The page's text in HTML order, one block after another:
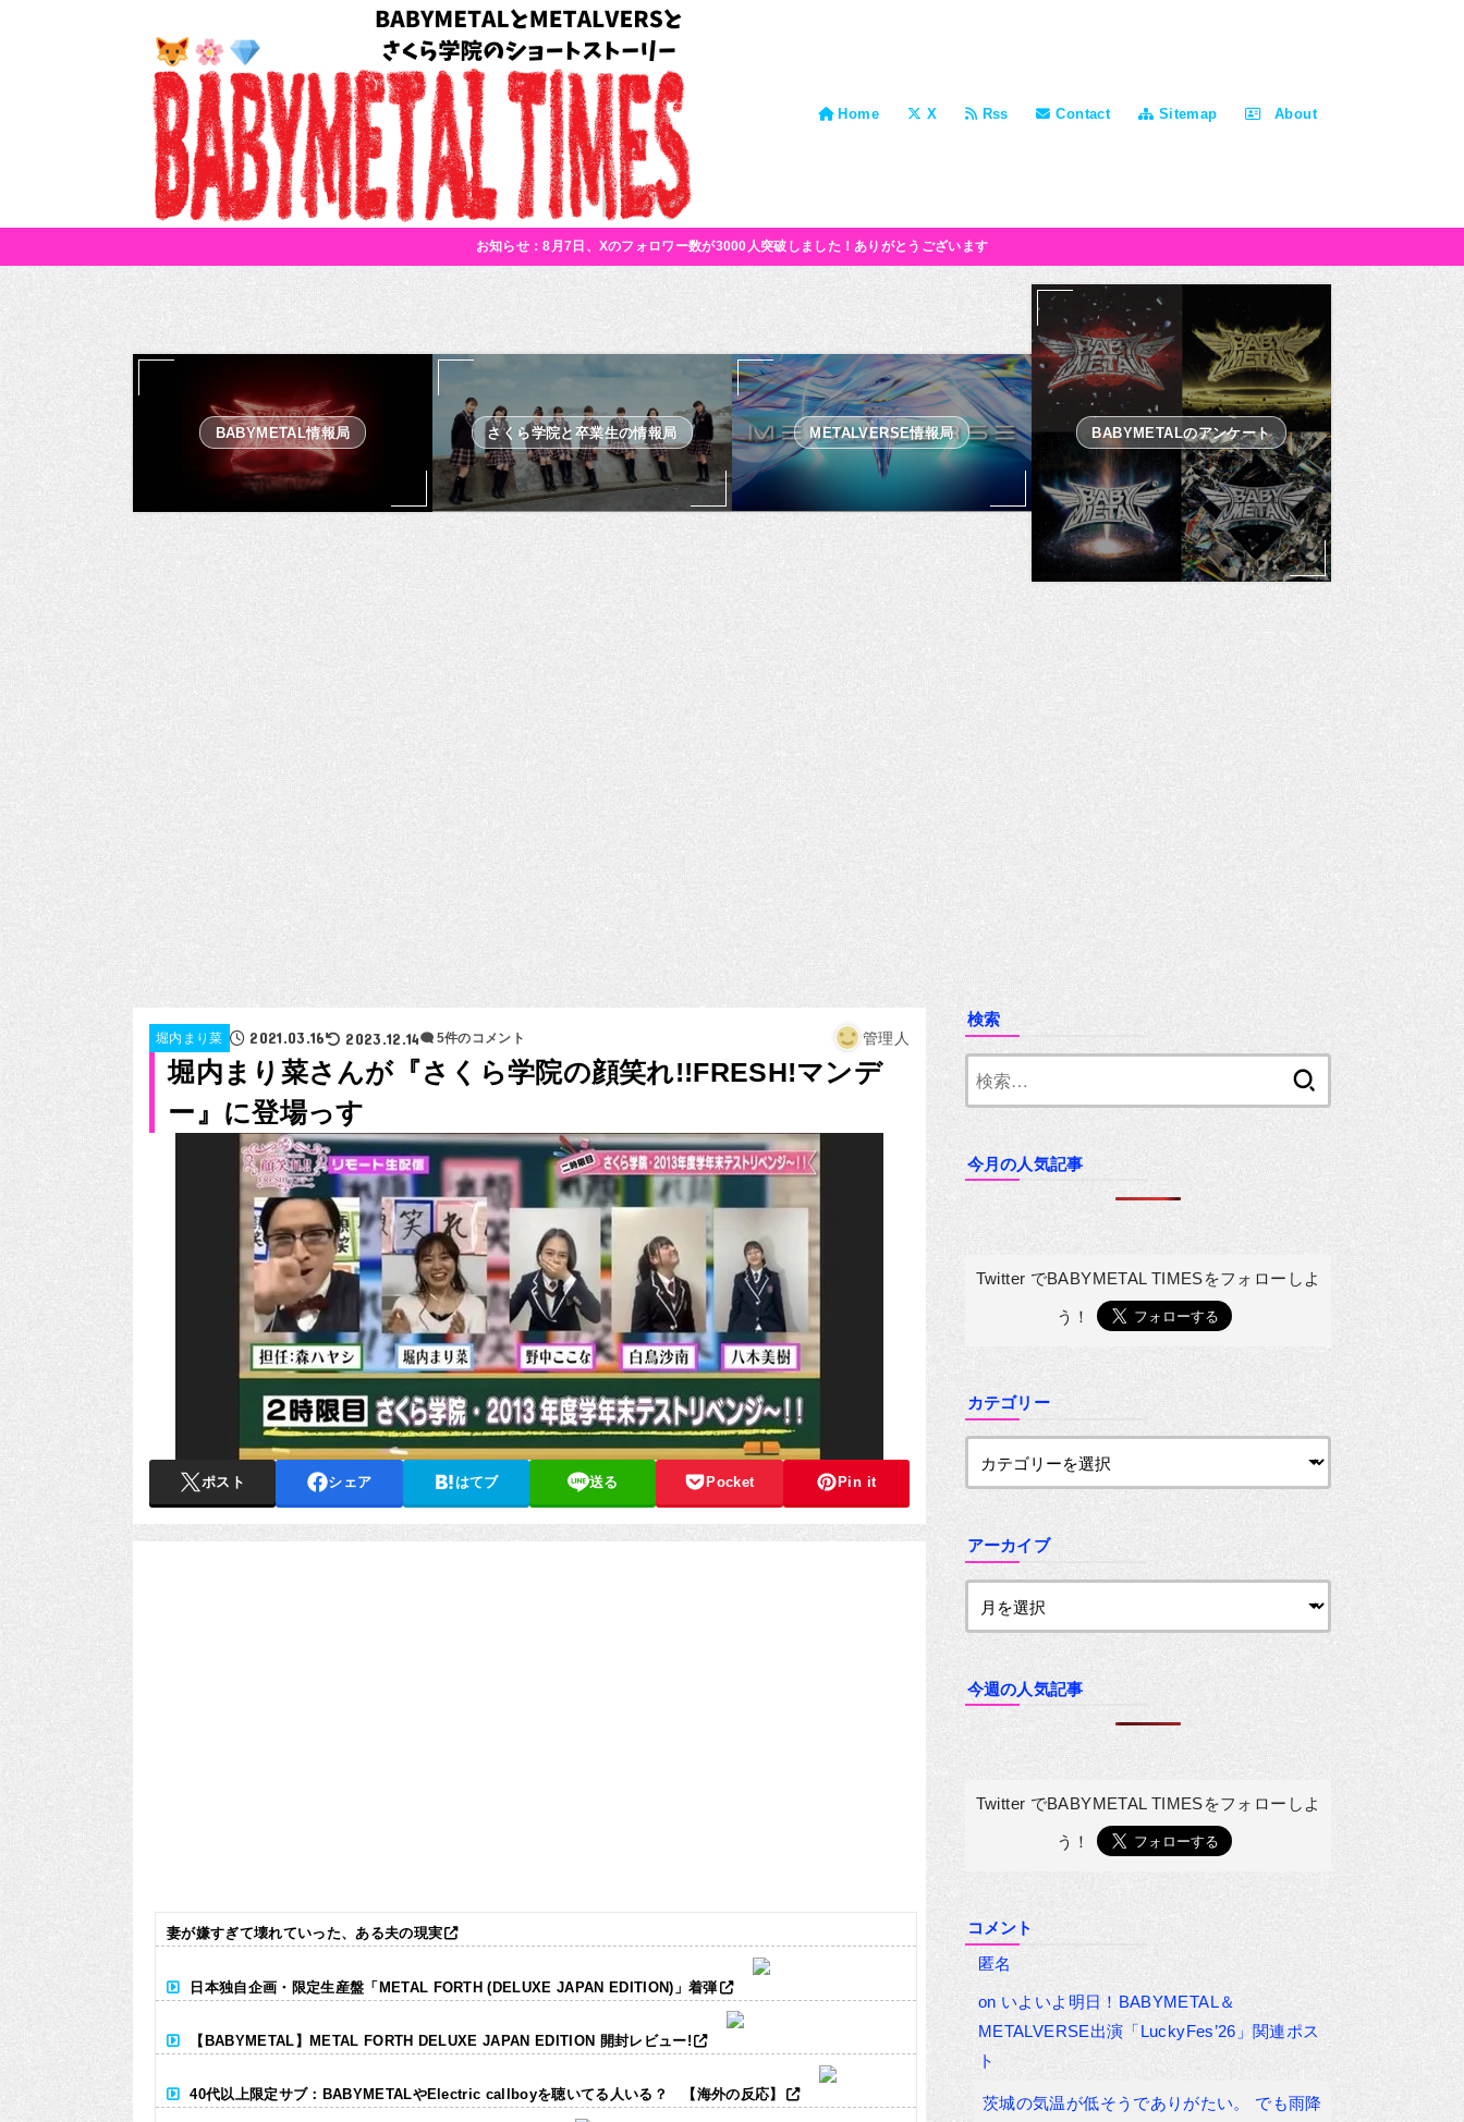
Home X Rss Contact Sitemap About
お知らせ：8月7日、Xのフォロワー数が3000人突破しました！ありがとうございます
BABYMETAL情報局 さくら学院と卒業生の情報局 METALVERSE情報局 BABYMETALのアンケート
堀内まり菜 2021.03.16 2023.12.14 5件のコメント 管理人
堀内まり菜さんが『さくら学院の顔笑れ!!FRESH!マンデ
ー』に登場っす
ポスト シェア はてブ 送る Pocket Pin it
妻が嫌すぎて壊れていった、ある夫の現実
日本独自企画・限定生産盤「METAL FORTH (DELUXE JAPAN EDITION)」着弾
【BABYMETAL】METAL FORTH DELUXE JAPAN EDITION 開封レビュー!
40代以上限定サブ：BABYMETALやElectric callboyを聴いてる人いる？ 【海外の反応】
検索
今月の人気記事
Twitter でBABYMETAL TIMESをフォローしよ
う！
カテゴリー
アーカイブ
今週の人気記事
Twitter でBABYMETAL TIMESをフォローしよ
う！
コメント
匿名
on いよいよ明日！BABYMETAL＆
METALVERSE出演「LuckyFes’26」関連ポス
ト
茨城の気温が低そうでありがたい。 でも雨降